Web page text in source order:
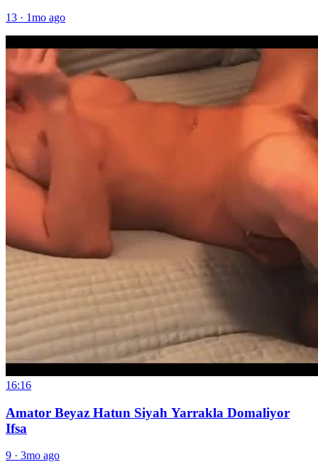
13 · 1mo ago
16:16
Amator Beyaz Hatun Siyah Yarrakla Domaliyor
Ifsa
9 · 3mo ago